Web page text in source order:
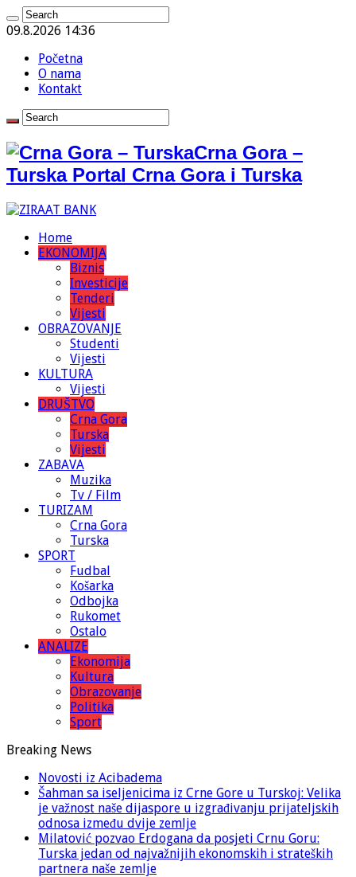
09.8.2026 14:36
Početna
O nama
Kontakt
Crna Gora –
Turska Portal Crna Gora i Turska
Home
EKONOMIJA
Biznis
Investicije
Tenderi
Vijesti
OBRAZOVANJE
Studenti
Vijesti
KULTURA
Vijesti
DRUŠTVO
Crna Gora
Turska
Vijesti
ZABAVA
Muzika
Tv / Film
TURIZAM
Crna Gora
Turska
SPORT
Fudbal
Košarka
Odbojka
Rukomet
Ostalo
ANALIZE
Ekonomija
Kultura
Obrazovanje
Politika
Sport
Breaking News
Novosti iz Acibadema
Šahman sa iseljenicima iz Crne Gore u Turskoj: Velika
je važnost naše dijaspore u izgrađivanju prijateljskih
odnosa između dvije zemlje
Milatović pozvao Erdogana da posjeti Crnu Goru:
Turska jedan od najvažnijih ekonomskih i strateških
partnera naše zemlje